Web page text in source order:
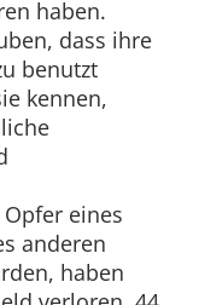
haben.
dass ihre
benutzt
kennen,
eines
anderen
haben